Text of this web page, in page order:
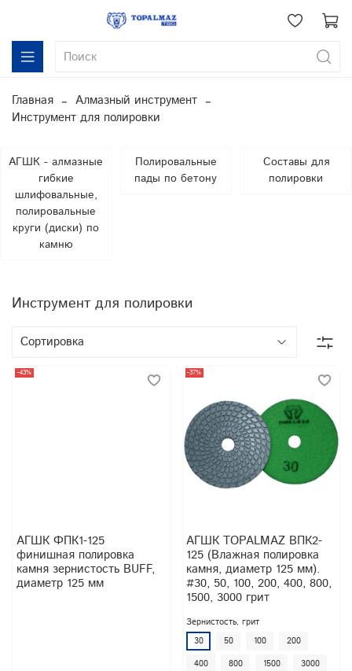
Главная
Алмазный инструмент
Инструмент для полировки
АГШК - алмазные
гибкие
шлифовальные,
полировальные
круги (диски) по
камню
Полировальные
пады по бетону
Составы для
полировки
Инструмент для полировки
-43%
АГШК ФПК1-125
финишная полировка
камня зернистость BUFF,
диаметр 125 мм
-37%
АГШК TOPALMAZ ВПК2-
125 (Влажная полировка
камня, диаметр 125 мм).
#30, 50, 100, 200, 400, 800,
1500, 3000 грит
Зернистость, грит
30
50 100
200
400
800 1500 3000